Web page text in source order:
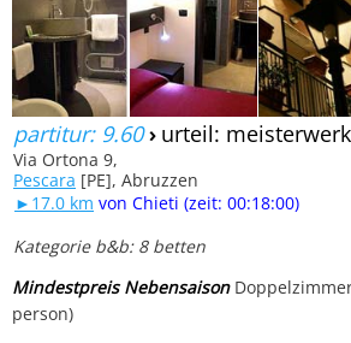
partitur: 9.60› urteil: meisterwerk
Via Ortona 9,
Pescara [PE], Abruzzen
►17.0 km von Chieti (zeit: 00:18:00)
Kategorie b&b: 8 betten
Mindestpreis Nebensaison
person)